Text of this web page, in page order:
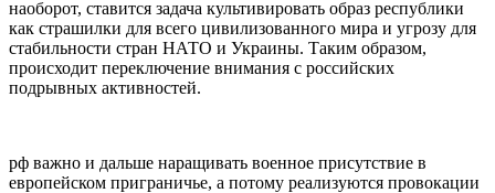
наоборот, ставится задача культивировать образ республики
как страшилки для всего цивилизованного мира и угрозу для
стабильности стран НАТО и Украины. Таким образом,
происходит переключение внимания с российских
подрывных активностей.
рф важно и дальше наращивать военное присутствие в
европейском приграничье, а потому реализуются провокации